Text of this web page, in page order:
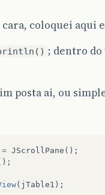
cara, coloquei
; dentro
posta ai, ou
= JScrollPane ();
( jTable1 );